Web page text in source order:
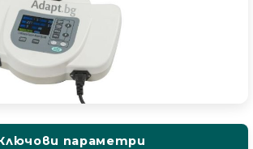
параметри